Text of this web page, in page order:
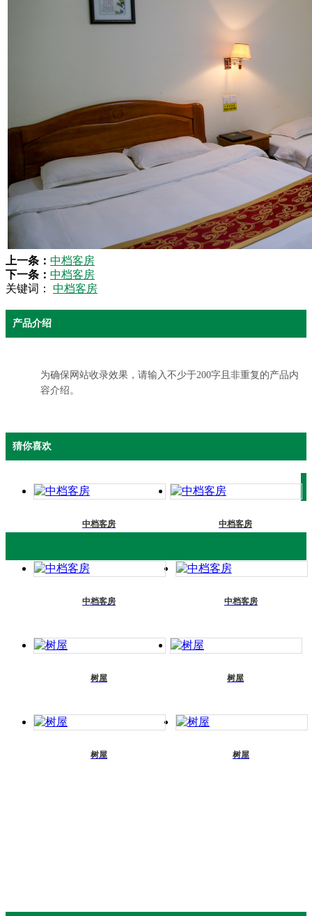
上一条： 中档客房
下一条： 中档客房
关键词： 中档客房
产品介绍
为确保网站收录效果，请输入不少于200字且非重复的产品内
容介绍。
猜你喜欢
中档客房 中档客房
中档客房 中档客房
>>
树屋 树屋
树屋 树屋